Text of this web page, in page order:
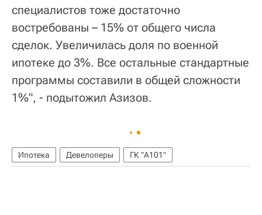
специалистов тоже достаточно
востребованы – 15% от общего числа
сделок. Увеличилась доля по военной
ипотеке до 3%. Все остальные стандартные
программы составили в общей сложности
1%", - подытожил Азизов.
Ипотека Девелоперы ГК "А101"